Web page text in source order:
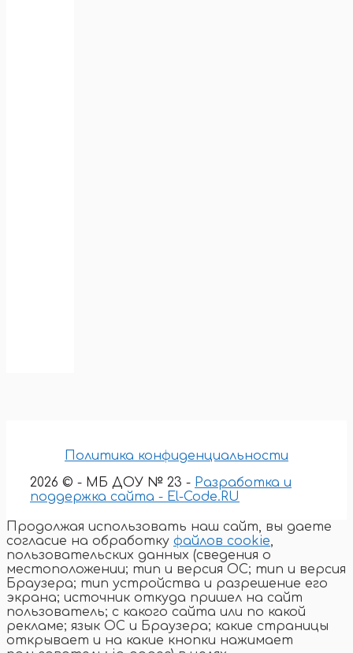
Политика конфиденциальности
2026 © - МБ ДОУ № 23 - Разработка и
поддержка сайта - El-Code.RU
Продолжая использовать наш сайт, вы даете
согласие на обработку файлов cookie,
пользовательских данных (сведения о
местоположении; тип и версия ОС; тип и версия
Браузера; тип устройства и разрешение его
экрана; источник откуда пришел на сайт
пользователь; с какого сайта или по какой
рекламе; язык ОС и Браузера; какие страницы
открывает и на какие кнопки нажимает